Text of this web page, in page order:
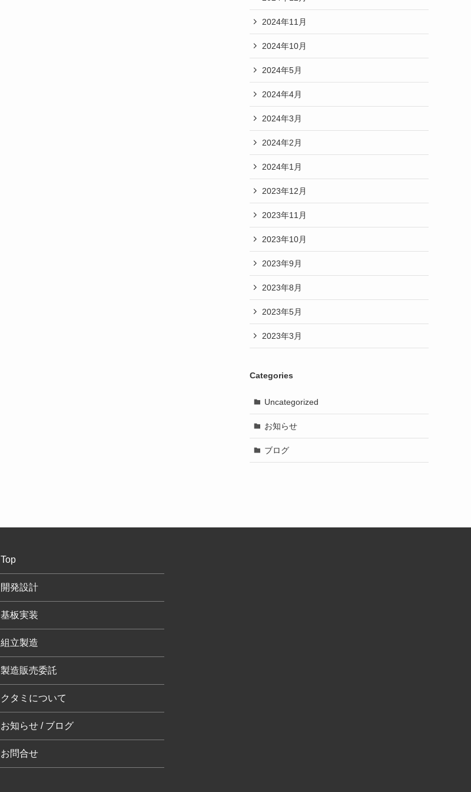
2024年11月
2024年10月
2024年5月
2024年4月
2024年3月
2024年2月
2024年1月
2023年12月
2023年11月
2023年10月
2023年9月
2023年8月
2023年5月
2023年3月
Categories
Uncategorized
お知らせ
ブログ
Top
開発設計
基板実装
組立製造
製造販売委託
クタミについて
お知らせ / ブログ
お問合せ